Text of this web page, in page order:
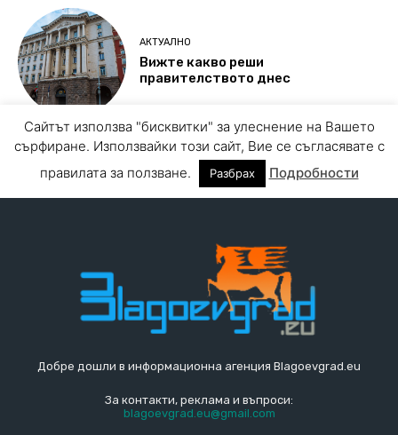
Добре дошли в информационна агенция Blagoevgrad.eu
За контакти, реклама и въпроси:
blagoevgrad.eu@gmail.com